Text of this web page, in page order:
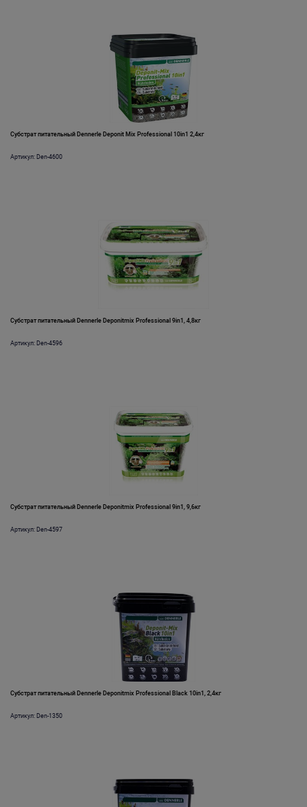
Субстрат питательный Dennerle Deponit Mix Professional 10in1 2,4кг
Артикул: Den-4600
Субстрат питательный Dennerle Deponitmix Professional 9in1, 4,8кг
Артикул: Den-4596
Субстрат питательный Dennerle Deponitmix Professional 9in1, 9,6кг
Артикул: Den-4597
Субстрат питательный Dennerle Deponitmix Professional Black 10in1, 2,4кг
Артикул: Den-1350